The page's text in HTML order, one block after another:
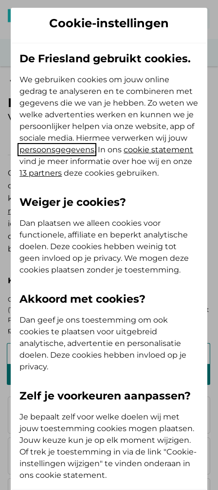
Zelf Bewust Polis
Eigen bijdrage Wmo
Vergoeding 2026
2025 2026
Gemeenten zijn verantwoordelijk voor de
ondersteuning van mensen die dit niet op eigen
kracht (meer) kunnen. Dit is geregeld in de
maatschappelijke ondersteuning (Wmo)
iedereen die gebruik maakt van hulp of
ondersteuning vanuit de Wmo betaalt een eigen
bijdrage.
Kies hieronder je basisverzekering
Op zoek naar de vergoedingen voor de AV (Tand) Opstap of AV
(Tand) Doorstap? Kies dan voor de basisverzekering Zelf Bewust
Polis. Ben je verzekerd bij ons? Log in en bekijk je persoonlijke
pakket.
Alles Verzorgd Polis
geen vergoeding
AV Instap
geen vergoeding
Cookie-instellingen
De Friesland gebruikt cookies.
We gebruiken cookies om jouw online
gedrag te analyseren en te combineren met
gegevens die we van je hebben. Zo weten we
welke advertenties werken en kunnen we je
persoonlijker helpen via onze website, app of
sociale media. Hiermee verwerken wij jouw
persoonsgegevens. In onscookie statement
vind je meer informatie over hoe wij en onze
13 partners deze cookies gebruiken.
Weiger je cookies?
Dan plaatsen we alleen cookies voor
functionele, affiliate en beperkt analytische
doelen. Deze cookies hebben weinig tot
geen invloed op je privacy. We mogen deze
cookies plaatsen zonder je toestemming.
Akkoord met cookies?
Dan geef je ons toestemming om ook
cookies te plaatsen voor uitgebreid
analytische, advertentie en personalisatie
doelen. Deze cookies hebben invloed op je
privacy.
Zelf je voorkeuren aanpassen?
Je bepaalt zelf voor welke doelen wij met
jouw toestemming cookies mogen plaatsen.
Jouw keuze kun je op elk moment wijzigen.
Of trek je toestemming in via de link "Cookie-
instellingen wijzigen" te vinden onderaan in
ons cookie statement.